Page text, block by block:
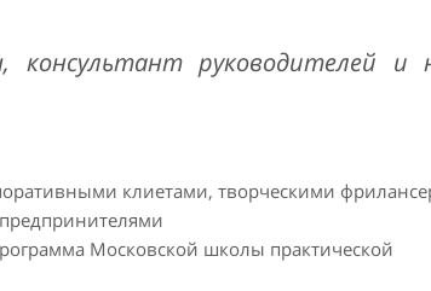
консультант руководителей и
клиетами, творческими
Московской школы практической